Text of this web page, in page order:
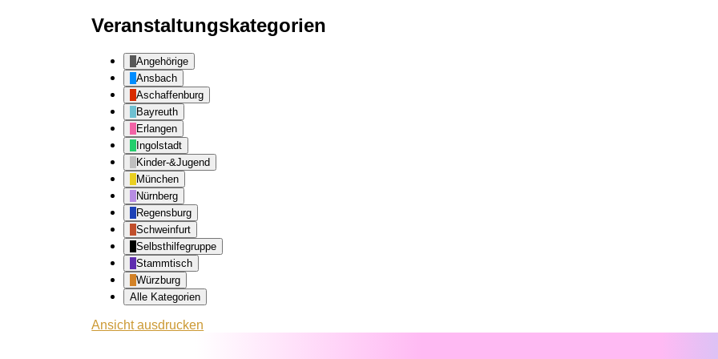
Veranstaltungskategorien
Angehörige
Ansbach
Aschaffenburg
Bayreuth
Erlangen
Ingolstadt
Kinder-&Jugend
München
Nürnberg
Regensburg
Schweinfurt
Selbsthilfegruppe
Stammtisch
Würzburg
Alle Kategorien
Ansichtausdrucken